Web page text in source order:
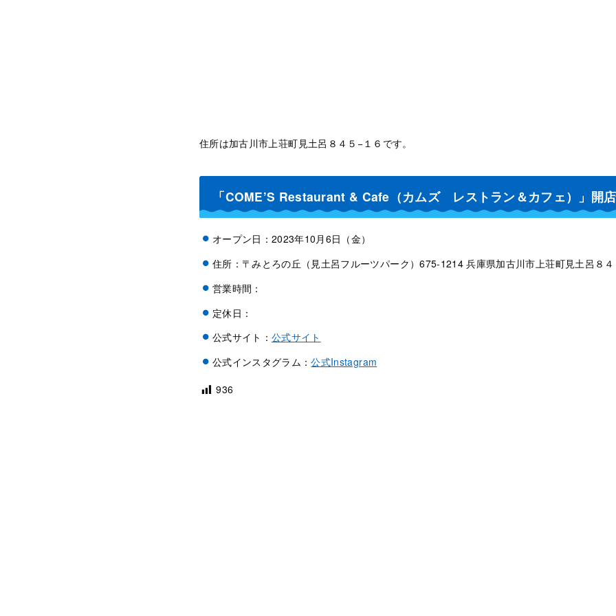
住所は加古川市上荘町見土呂８４５−１６です。
「COME’S Restaurant & Cafe（カムズ レストラン＆カフェ）」開
オープン日：2023年10月6日（金）
住所：〒みとろの丘（見土呂フルーツパーク）675-1214 兵庫県加古川市上荘町見土呂８４
営業時間：
定休日：
公式サイト： 公式サイト
公式インスタグラム：公式Instagram
936